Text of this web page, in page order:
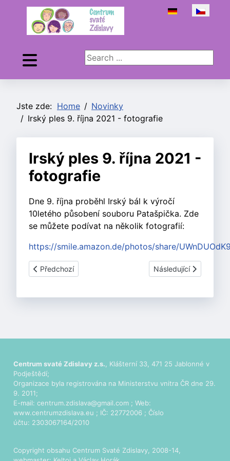
Zvolte jazyk
Search ...
Jste zde: Home
Novinky
Irský ples 9. října 2021 - fotografie
Irský ples 9. října 2021 -
fotografie
Dne 9. října proběhl Irský bál k výročí
10letého působení souboru Patašpička. Zde
se můžete podívat na několik fotografií:
https://smile.amazon.de/photos/share/
Předchozí článek: Street Dance Workshop 9. listopadu
Předchozí Další článek:
Následující
Centrum svaté Zdislavy z.s., Klášterní 33, 471 25 Jablonné v
Podještědí;
Organizace byla registrována na Ministerstvu vnitra ČR dne 29.
9. 2011;
E-mail: centrum.zdislava@gmail.com ; Web:
www.centrumzdislava.eu ; IČ: 22772006 ; Číslo
účtu: 2303067164/2010
Copyright obsahu Centrum Svaté Zdislavy, 2008-14,